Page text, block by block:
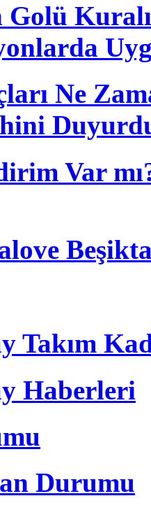
Golü
Ne
Var
Takım
Haberleri
Durumu